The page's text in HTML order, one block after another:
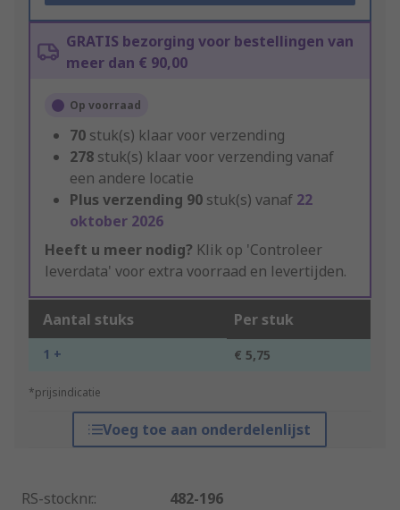
GRATIS bezorging voor bestellingen van
meer dan € 90,00
Op voorraad
70 stuk(s) klaar voor verzending
278 stuk(s) klaar voor verzending vanaf
een andere locatie
Plus verzending 90 stuk(s) vanaf 22
oktober 2026
Heeft u meer nodig? Klik op 'Controleer
leverdata' voor extra voorraad en levertijden.
Aantal stuks Per stuk
1 + € 5,75
*prijsindicatie
Voeg toe aan onderdelenlijst
RS-stocknr.:
482-196